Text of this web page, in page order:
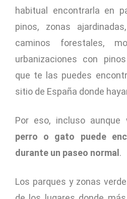
habitual encontrarla en
pinos, zonas
caminos forestales,
urbanizaciones con
que te las puedes
sitio de España donde
Por eso, incluso aunque
perro o gato puede
durante un paseo normal.
Los parques y zonas